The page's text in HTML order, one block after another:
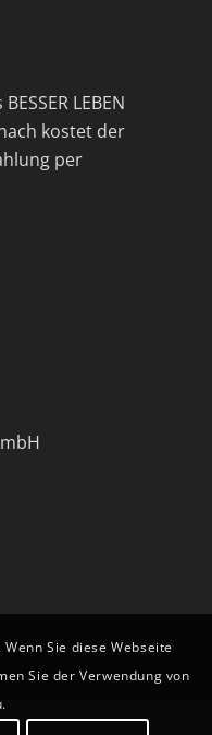
LEBEN
kostet der
per
Sie diese Webseite
Sie der Verwendung von